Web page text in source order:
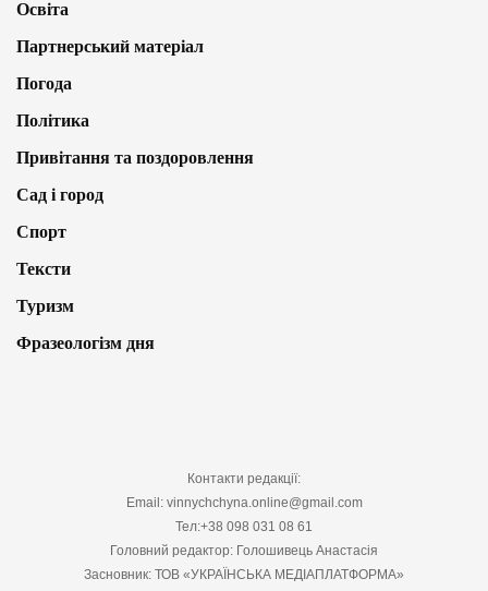
Освіта
Партнерський матеріал
Погода
Політика
Привітання та поздоровлення
Сад і город
Спорт
Тексти
Туризм
Фразеологізм дня
Контакти редакції:
Email: vinnychchyna.online@gmail.com
Тел:+38 098 031 08 61
Головний редактор: Голошивець Анастасія
Засновник: ТОВ «УКРАЇНСЬКА МЕДІАПЛАТФОРМА»